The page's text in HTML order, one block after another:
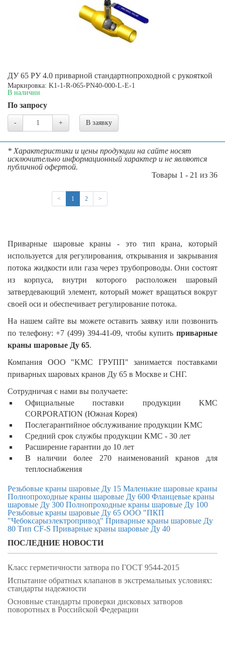
ДУ 65 РУ 4.0 приварной стандартнопроходной с рукояткой
Маркировка: K1-1-R-065-PN40-000-L-E-1
В наличии
По запросу
- + В заявку
* Характеристики и цены продукции на сайте носят
исключительно информационный характер и не являются
публичной офертой.
Товары 1 - 21 из 36
< 1 (current)
2 >
Приварные шаровые краны - это тип крана, который
используется для регулирования, открывания и закрывания
потока жидкости или газа через трубопроводы. Они состоят
из корпуса, внутри которого расположен шаровый
затвердевающий элемент, который может вращаться вокруг
своей оси и обеспечивает регулирование потока.
На нашем сайте вы можете оставить заявку или позвонить
по телефону: +7 (499) 394-41-09, чтобы купить приварные
краны шаровые Ду 65.
Компания ООО "KMC ГРУПП" занимается поставками
приварных шаровых кранов Ду 65 в Москве и СНГ.
Сотрудничая с нами вы получаете:
Официальные поставки продукции KMC
CORPORATION (Южная Корея)
Послегарантийное обслуживание продукции KMC
Средний срок службы продукции KMC - 30 лет
Расширение гарантии до 10 лет
В наличии более 270 наименований кранов для
теплоснабжения
Резьбовые краны шаровые Ду 15 Маленькие шаровые краны
Полнопроходные краны шаровые Ду 600 Фланцевые краны
шаровые Ду 300 Полнопроходные краны шаровые Ду 100
Резьбовые краны шаровые Ду 65 ООО "ПКП
"Чебоксарыэлектропривод" Приварные краны шаровые Ду
80 Тип CF-S Приварные краны шаровые Ду 40
ПОСЛЕДНИЕ НОВОСТИ
Класс герметичности затвора по ГОСТ 9544-2015
Испытание обратных клапанов в экстремальных условиях:
стандарты надежности
Основные стандарты проверки дисковых затворов
поворотных в Российской Федерации